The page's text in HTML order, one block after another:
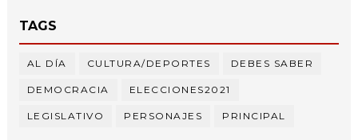
TAGS
AL DÍA CULTURA/DEPORTES DEBES SABER
DEMOCRACIA ELECCIONES2021
LEGISLATIVO PERSONAJES PRINCIPAL